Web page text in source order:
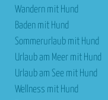
Wandern mit Hund
Baden mit Hund
Sommerurlaub mit Hund
Urlaub am Meer mit Hund
Urlaub am See mit Hund
Wellness mit Hund